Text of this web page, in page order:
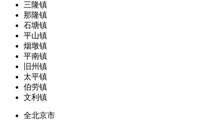
三隆镇
那隆镇
石塘镇
平山镇
烟墩镇
平南镇
旧州镇
太平镇
伯劳镇
文利镇
全北京市